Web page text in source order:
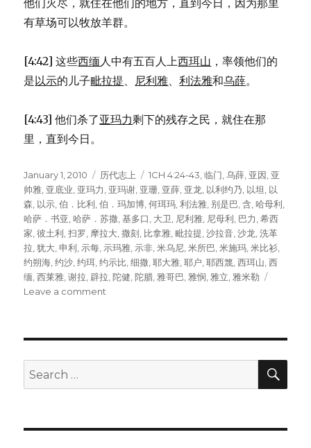
他们灭尽，就住在他们的地方，直到今日，因为那里
有草场可以牧放羊群。
[4:42] 这些西缅人中有五百人上西珥山 ，率领他们的
是以示的儿子毗拉提、 尼利雅、利法雅和乌薛。
[4:43] 他们杀了亚玛力剩下的残存之民，就住在那
里，直到今日。
Posted
on
January 1, 2010 Categories
历代志上 Tags
1CH 4:24-43 ,临门 ,乌薛 亚因 亚
帅雅 亚底业 亚玛力 亚玛谢 亚珊 亚薛 亚龙 以利约乃 以坦 以
森 以示 ,伯．比利 ,伯．玛加博 ,何珥玛 ,利法雅 别是巴 ,含 ,哈母利
哈萨．书亚 ,哈萨．苏撒 ,基多口 大卫 尼利雅 尼母利 巴力 ,希西
家 ,彼土利 ,扫罗 摩拉大 ,撒刻 比拿雅 ,毗拉提 ,沙拉音 ,沙龙 ,洗革
拉 ,犹大 ,申利 示每 示玛雅 示非 ,米乌尼 ,米所巴 ,米施玛 ,米比衫
约朔海 ,约沙 ,约珥 ,约示比 ,细撒 ,耶大雅 ,耶户 ,耶西篾 ,西珥山 ,西
缅 ,西莱雅 ,谢拉 辟拉 ,陀健 ,陀腊 雅哥巴 雅悯 雅立 雅米勒
Leave a comment
裔
Search
for: